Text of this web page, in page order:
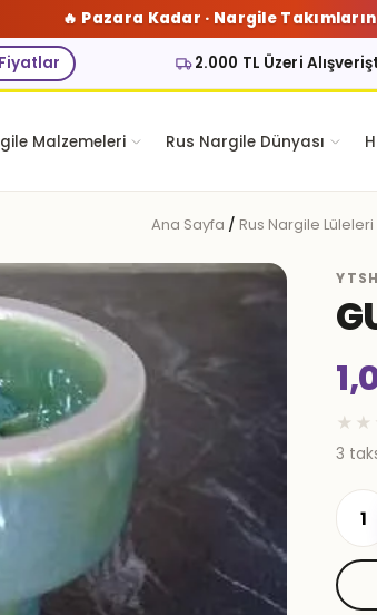
🔥 Pazara Kadar · Nargile
2.000 TL Üzeri
Malzemeleri Rus Nargile Dünyası
Ana Sayfa / Rus Nargile Lüleleri
3
adet